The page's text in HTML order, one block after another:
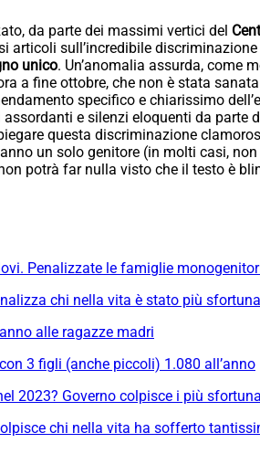
da parte dei massimi vertici del
articoli sull’incredibile discriminazione
unico. Un’anomalia assurda, come
a fine ottobre, che non è stata
specifico e chiarissimo
e silenzi eloquenti da parte
questa discriminazione
un solo genitore (in molti casi,
potrà far nulla visto che il testo è
Penalizzate le famiglie
chi nella vita è stato più
alle ragazze madri
3 figli (anche piccoli) 1.080 all’anno
2023? Governo colpisce i più
chi nella vita ha sofferto